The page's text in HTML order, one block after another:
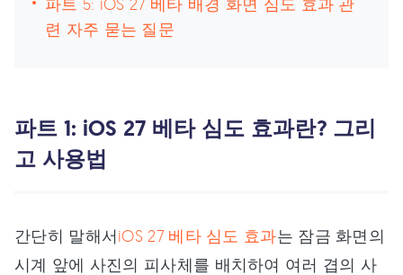
련 자주 묻는 질문
파트 1: iOS 27 베타 심도 효과란? 그리
고 사용법
간단히 말해서iOS 27 베타 심도 효과는 잠금 화면의
시계 앞에 사진의 피사체를 배치하여 여러 겹의 사